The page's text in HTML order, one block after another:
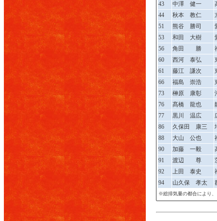
43
中澤 健一
44
秋本 教仁
51
熊谷 勝司
53
和田 大樹
56
角田 勝
60
西河 泰弘
61
藤江 謙次
66
福島 崇浩
73
榊原 康彰
76
髙橋 龍也
77
黒川 温広
86
久保田 康三
88
大山 公也
90
加藤 一毅
91
渡辺 尊
92
上田 泰史
94
山久保 孝太
※総排気量の都合により